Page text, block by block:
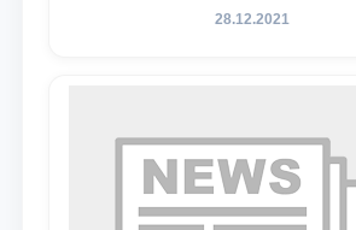
Севдо Хакимходжаева, Анбарой
специальной стипендии имени
Хадичи Сулеймановой.
28.12.2021